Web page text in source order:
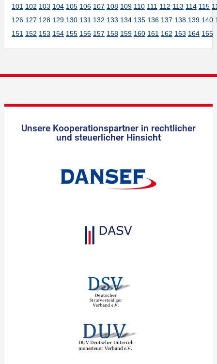
101 102 103 104 105 106 107 108 109 110 111 112 113 114 115
126 127 128 129 130 131 132 133 134 135 136 137 138 139 140
151 152 153 154 155 156 157 158 159 160 161 162 163 164 165
Unsere Kooperationspartner in rechtlicher
und steuerlicher Hinsicht